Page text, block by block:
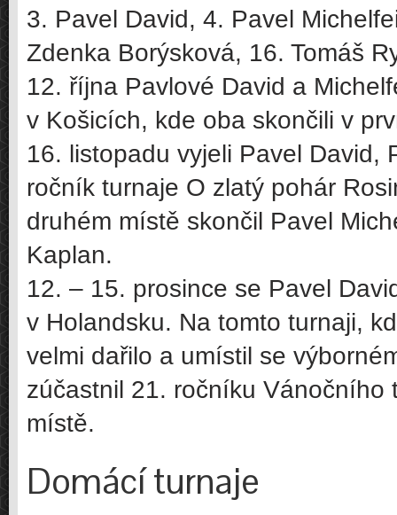
3. Pavel David, 4. Pavel
Zdenka Borýsková, 16. Tomáš
12. října Pavlové David a
v Košicích, kde oba skončili v
16. listopadu vyjeli Pavel David,
ročník turnaje O zlatý pohár
druhém místě skončil Pavel
Kaplan.
12. – 15. prosince se Pavel
v Holandsku. Na tomto turnaji,
velmi dařilo a umístil se
zúčastnil 21. ročníku Vánočního
místě.
Domácí turnaje